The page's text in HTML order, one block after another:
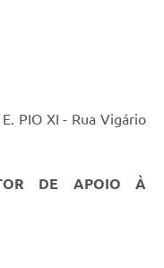
PIO XI - Rua Vigário
DE APOIO À